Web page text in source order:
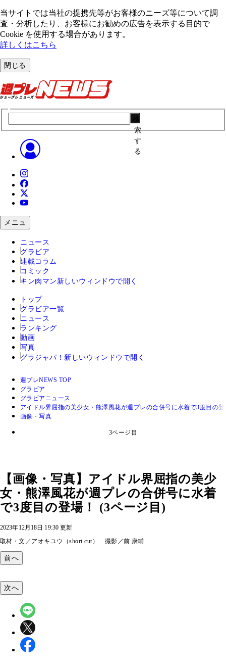
当サイトでは当社の提携先等がお客様のニーズ等について調
査・分析したり、お客様にお勧めの広告を表⽰する⽬的で
Cookie を使⽤する場合があります。
詳しくはこちら
閉じる
索
す
る
メニュ
ニュース
グラビア
連載コラム
コミック
キン肉マン 新しいウィンドウで開く
トップ
グラビア一覧
ニュース
ランキング
動画
写真
グラジャパ！ 新しいウィンドウで開く
週プレNEWS TOP
グラビア
グラビアニュース
アイドル界屈指の美少女・熊澤風花が週プレの合併号に水着で3度目の
画像・写真
3ページ目
【画像・写真】アイドル界屈指の美少
女・熊澤風花が週プレの合併号に水着
で3度目の登場！ (3ページ目)
2023年12月18日 19:30 更新
取材・文／アオキユウ（short cut） 撮影／前 康輔
前へ
次へ